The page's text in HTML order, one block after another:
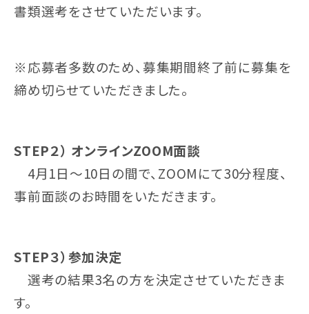
書類選考をさせていただいます。
※応募者多数のため、募集期間終了前に募集を
締め切らせていただきました。
STEP２） オンラインZOOM面談
4月1日〜10日の間で、ZOOMにて30分程度、
事前面談のお時間をいただきます。
STEP３）参加決定
選考の結果3名の方を決定させていただきま
す。